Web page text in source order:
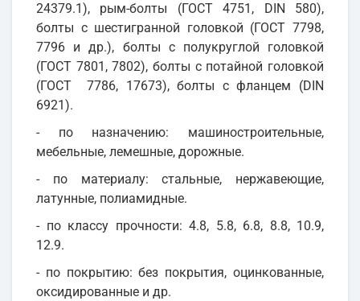
24379.1), рым-болты (ГОСТ 4751, DIN 580),
болты с шестигранной головкой (ГОСТ 7798,
7796 и др.), болты с полукруглой головкой
(ГОСТ 7801, 7802), болты с потайной головкой
(ГОСТ 7786, 17673), болты с фланцем (DIN
6921).
- по назначению: машиностроительные,
мебельные, лемешные, дорожные.
- по материалу: стальные, нержавеющие,
латунные, полиамидные.
- по классу прочности: 4.8, 5.8, 6.8, 8.8, 10.9,
12.9.
- по покрытию: без покрытия, оцинкованные,
оксидированные и др.